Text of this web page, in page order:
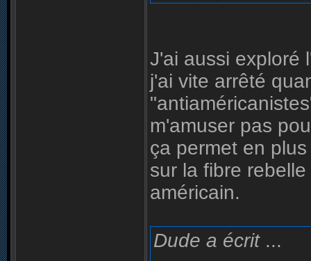
J'ai aussi exploré
j'ai vite arrêté
m'amuser pas
ça permet en
sur la fibre rebelle
américain.
Dude a écrit...